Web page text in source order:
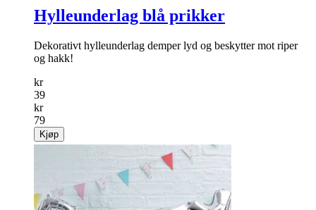
Hylleunderlag blå prikker
Dekorativt hylleunderlag demper lyd og beskytter mot riper
og hakk!
kr
39
kr
79
Kjøp